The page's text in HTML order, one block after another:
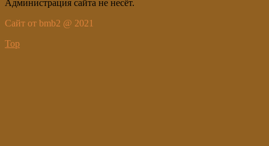
Администрация сайта не несёт.
Сайт от bmb2 @ 2021
Top